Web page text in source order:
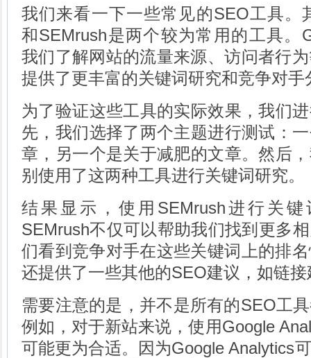
我们来看一下一些常见的SEO工具。
和SEMrush是两个较为常用的工具。
我们了解网站的流量来源、访问者行
提供了更丰富的关键词研究和竞争对手
为了验证这些工具的实际效果，我们
先，我们选择了两个主题进行测试：
章，另一个是关于减肥的文章。然后
别使用了这两种工具进行关键词研究。
结果显示，使用SEMrush进行关
SEMrush不仅可以帮助我们找到更多
们看到竞争对手在这些关键词上的排
还提供了一些其他的SEO建议，如链
需要注意的是，并不是所有的SEO工
例如，对于新站来说，使用Google
可能更为合适。因为Google Analytics